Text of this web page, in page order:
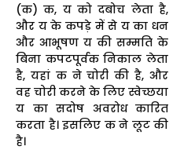
(क) क, य को दबोच लेता है,
और य के कपड़े में से य का धन
और आभूषण य की सम्मति के
बिना कपटपूर्वक निकाल लेता
है, यहां क ने चोरी की है, और
वह चोरी करने के लिए स्वेच्छया
य का सदोष अवरोध कारित
करता है। इसलिए क ने लूट की
है।